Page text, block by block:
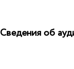
Сведения об